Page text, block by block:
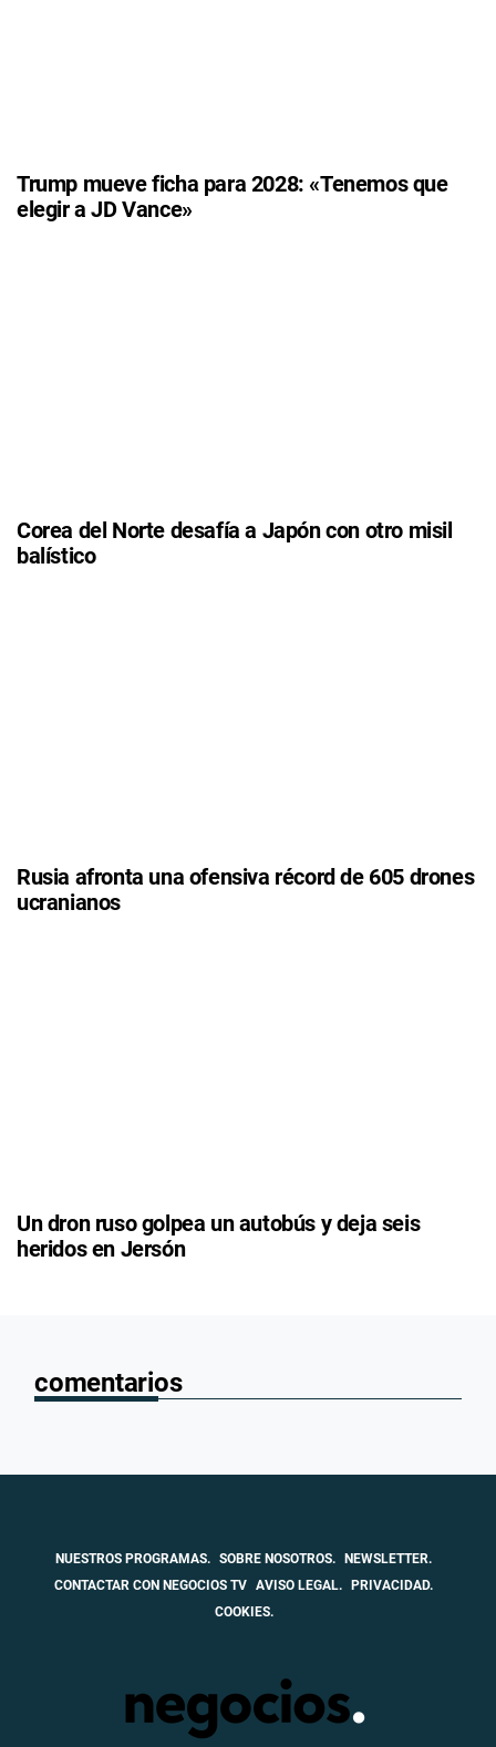
Trump mueve ficha para 2028: «Tenemos que
elegir a JD Vance»
Corea del Norte desafía a Japón con otro misil
balístico
Rusia afronta una ofensiva récord de 605 drones
ucranianos
Un dron ruso golpea un autobús y deja seis
heridos en Jersón
comentarios
NUESTROS PROGRAMAS. SOBRE NOSOTROS.
NEWSLETTER.
CONTACTAR CON NEGOCIOS TV AVISO LEGAL.
PRIVACIDAD.
COOKIES.